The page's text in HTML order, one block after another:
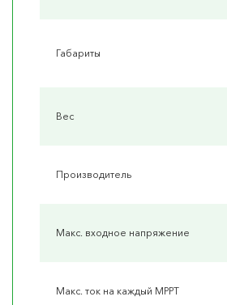
Габариты
Вес
Производитель
Макс. входное напряжение
Макс. ток на каждый MPPT